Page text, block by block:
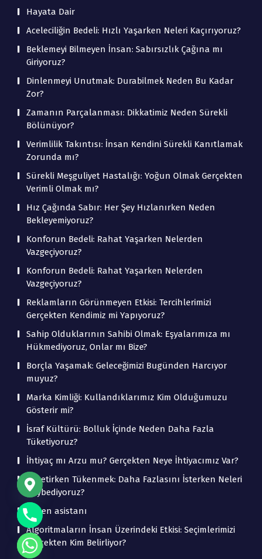
Hayata Dair
Aceleciliğin Bedeli: Hızlı Yaşarken Neleri Kaçırıyoruz?
Beklemeyi Bilmeyen İnsan: Sabırsızlık Çağına mı
Giriyoruz?
Dinlenmeyi Unutmak: Durabilmek Neden Bu Kadar
Zor?
Zamanın Parçalanması: Dikkatimiz Neden Sürekli
Bölünüyor?
Verimlilik Takıntısı: İnsan Kendini Sürekli Kanıtlamak
Zorunda mı?
Sürekli Meşguliyet Hastalığı: Yoğun Olmak Gerçekten
Verimli Olmak mı?
Hız Çağında Sabır: Her Şey Hızlanırken Neden
Bekleyemiyoruz?
Konforun Bedeli: Rahat Yaşarken Nelerden
Vazgeçiyoruz?
Konforun Bedeli: Rahat Yaşarken Nelerden
Vazgeçiyoruz?
Reklamların Görünmeyen Etkisi: Tercihlerimizi
Gerçekten Kendimiz mi Yapıyoruz?
Sahip Olduklarının Sahibi Olmak: Eşyalarımıza mı
Hükmediyoruz, Onlar mı Bize?
Borçla Yaşamak: Geleceğimizi Bugünden Harcıyor
muyuz?
Marka Kimliği: Kullandıklarımız Kim Olduğumuzu
Gösterir mi?
İsraf Kültürü: Bolluk İçinde Neden Daha Fazla
Tüketiyoruz?
İhtiyaç mı Arzu mu? Gerçekten Neye İhtiyacımız Var?
Tüketirken Tükenmek: Daha Fazlasını İsterken Neleri
Kaybediyoruz?
beden asistanı
Algoritmaların İnsan Üzerindeki Etkisi: Seçimlerimizi
Gerçekten Kim Belirliyor?